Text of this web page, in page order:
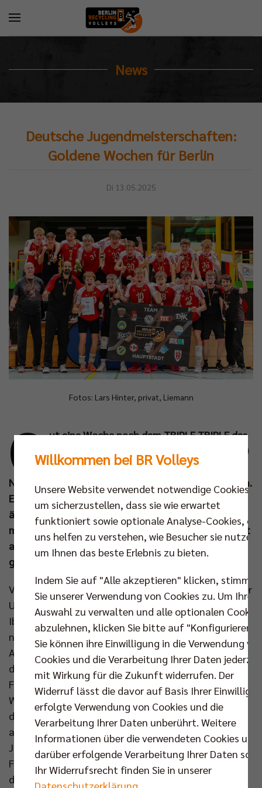
News
Deutsche Jugendmeisterschaften:
Goldene Wochen für Berlin
Di 13.05.2025
Fotos: Lars Hinter, privat, Liemann
G ut eine Woche nach dem TRIPLE TRIPLE des
BR Volleys Teams sind am Sonntag (11. Mai)
mit dem U20-Turnier auch die Deutschen
Nachwuchsmeisterschaften 2025 zu Ende gegangen.
Erfreulicherweise waren die Berliner Talente dabei
ähnlich erfolgreich wie im Vorjahr. In drei von vier
möglichen Finalspielen war eine Auswahlmannschaft
aus der Hauptstadt vertreten, zwei davon konnten
gewonnen und mit dem Meistertitel gekrönt werden.
Vor gut zwei Wochen läuteten die SCC JUNIORS in der
U16 den Medaillenregen ein und brachten aus
Ibbenbüren Silber mit zurück an die Spree. Die
neuesten Auszeichnungen für die Berliner
Auswahlteams glänzen nun sogar golden. Während
die BR Volleys in der Max-Schmeling-Halle mir ihren
Fans die Meisterschaft feierten, spielte am selben
Wochenende im 500 Kilometer entfernten Dachau
das U14-Team der SG Rotation Prenzlauer Berg groß
auf. Keinen Satz gab die Mannschaft um Kapitän
Jacob Diallo im Turnierverlauf ab und erst der
Finalgegner aus Zirndorf schaffte es gegen die
dominanten Berliner überhaupt einmal über die 20-
Willkommen bei BR Volleys
Unsere Website verwendet notwendige Cookies,
um sicherzustellen, dass sie wie erwartet
funktioniert sowie optionale Analyse-Cookies, die
uns helfen zu verstehen, wie Besucher sie nutzen,
um Ihnen das beste Erlebnis zu bieten.
Indem Sie auf "Alle akzeptieren" klicken, stimmen
Sie unserer Verwendung von Cookies zu. Um Ihre
Auswahl zu verwalten und alle optionalen Cookies
abzulehnen, klicken Sie bitte auf "Konfigurieren".
Sie können ihre Einwilligung in die Verwendung
Cookies und die Verarbeitung Ihrer Daten
mit Wirkung für die Zukunft widerrufen. Der
Widerruf lässt die davor auf Basis Ihrer
erfolgte Verwendung von Cookies und die
Verarbeitung Ihrer Daten unberührt. Weitere
Informationen über die verwendeten Cookies und
darüber erfolgende Verarbeitung Ihrer Daten
Ihr Widerrufsrecht finden Sie in unserer